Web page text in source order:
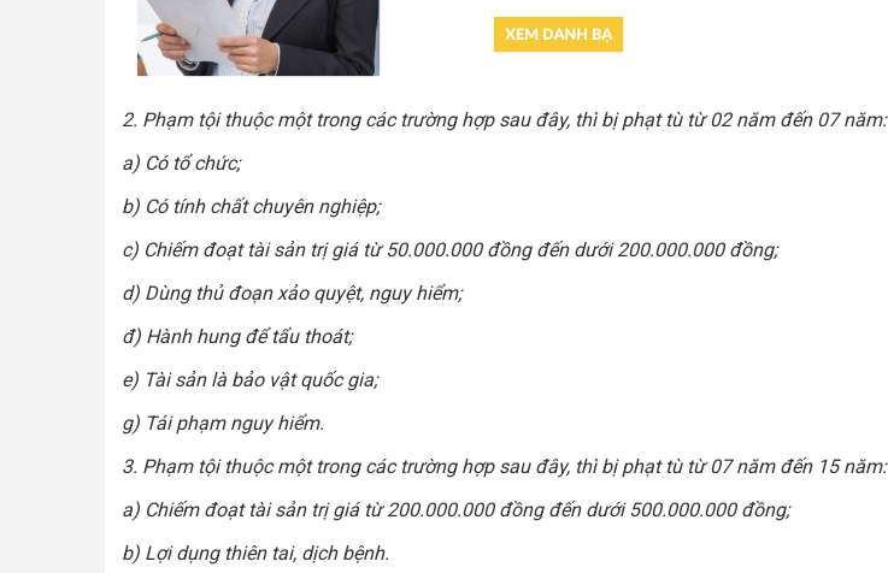
2. Phạm tội thuộc một trong các trường hợp sau đây, thì bị phạt tù từ 02 năm đến 07 năm:
a) Có tổ chức;
b) Có tính chất chuyên nghiệp;
c) Chiếm đoạt tài sản trị giá từ 50.000.000 đồng đến dưới 200.000.000 đồng;
d) Dùng thủ đoạn xảo quyệt, nguy hiểm;
đ) Hành hung để tẩu thoát;
e) Tài sản là bảo vật quốc gia;
g) Tái phạm nguy hiểm.
3. Phạm tội thuộc một trong các trường hợp sau đây, thì bị phạt tù từ 07 năm đến 15 năm:
a) Chiếm đoạt tài sản trị giá từ 200.000.000 đồng đến dưới 500.000.000 đồng;
b) Lợi dụng thiên tai, dịch bệnh.